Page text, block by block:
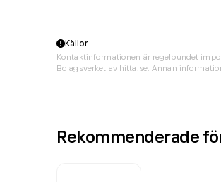
Källor
Kontaktinformationen är regelbundet
Bolagsverket av hitta.se. Annan
Rekommenderade